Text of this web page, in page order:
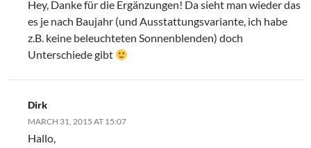
Hey, Danke für die Ergänzungen! Da sieht man wieder das
es je nach Baujahr (und Ausstattungsvariante, ich habe
z.B. keine beleuchteten Sonnenblenden) doch
Unterschiede gibt
Dirk
MARCH 31, 2015 AT 15:07
Hallo,